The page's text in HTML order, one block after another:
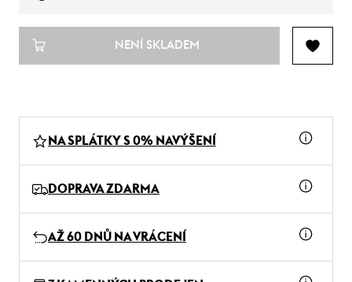
NENÍ SKLADEM
NA SPLÁTKY S 0% NAVÝŠENÍ
DOPRAVA ZDARMA
AŽ 60 DNŮ NA VRÁCENÍ